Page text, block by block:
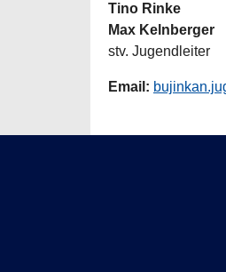
Tino Rinke
Max Kelnberger
stv. Jugendleiter
Email: